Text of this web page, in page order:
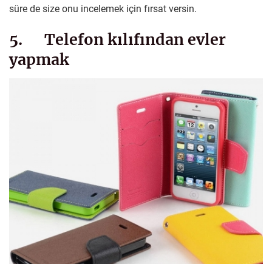
süre de size onu incelemek için fırsat versin.
5. Telefon kılıfından evler
yapmak